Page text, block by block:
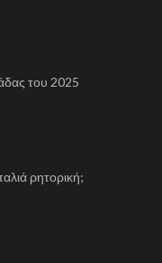
του 2025
ρητορική;